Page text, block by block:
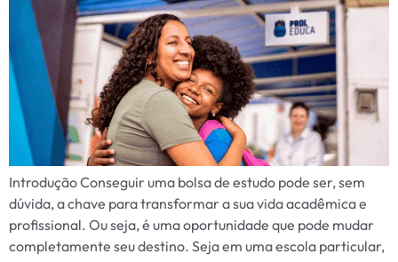
Introdução Conseguir uma bolsa de estudo pode ser, sem
dúvida, a chave para transformar a sua vida acadêmica e
profissional. Ou seja, é uma oportunidade que pode mudar
completamente seu destino. Seja em uma escola particular,